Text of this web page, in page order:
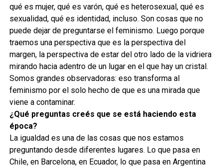
qué es mujer, qué es varón, qué es heterosexual, qué es
sexualidad, qué es identidad, incluso. Son cosas que no
puede dejar de preguntarse el feminismo. Luego porque
traemos una perspectiva que es la perspectiva del
margen, la perspectiva de estar del otro lado de la vidriera
mirando hacia adentro de un lugar en el que hay un cristal.
Somos grandes observadoras: eso transforma al
feminismo por el solo hecho de que es una mirada que
viene a contaminar.
¿Qué preguntas creés que se está haciendo esta
época?
La igualdad es una de las cosas que nos estamos
preguntando desde diferentes lugares. Lo que pasa en
Chile, en Barcelona, en Ecuador, lo que pasa en Argentina